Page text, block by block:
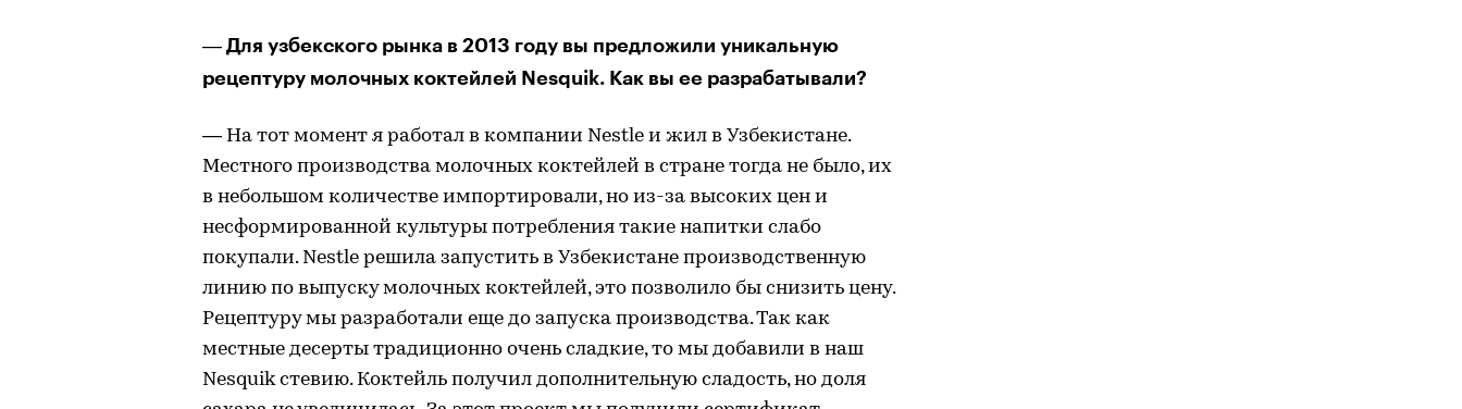
— Для узбекского рынка в 2013 году вы предложили уникальную
рецептуру молочных коктейлей Nesquik. Как вы ее разрабатывали?
— На тот момент я работал в компании Nestle и жил в Узбекистане.
Местного производства молочных коктейлей в стране тогда не было, их
в небольшом количестве импортировали, но из-за высоких цен и
несформированной культуры потребления такие напитки слабо
покупали. Nestle решила запустить в Узбекистане производственную
линию по выпуску молочных коктейлей, это позволило бы снизить цену.
Рецептуру мы разработали еще до запуска производства. Так как
местные десерты традиционно очень сладкие, то мы добавили в наш
Nesquik стевию. Коктейль получил дополнительную сладость, но доля